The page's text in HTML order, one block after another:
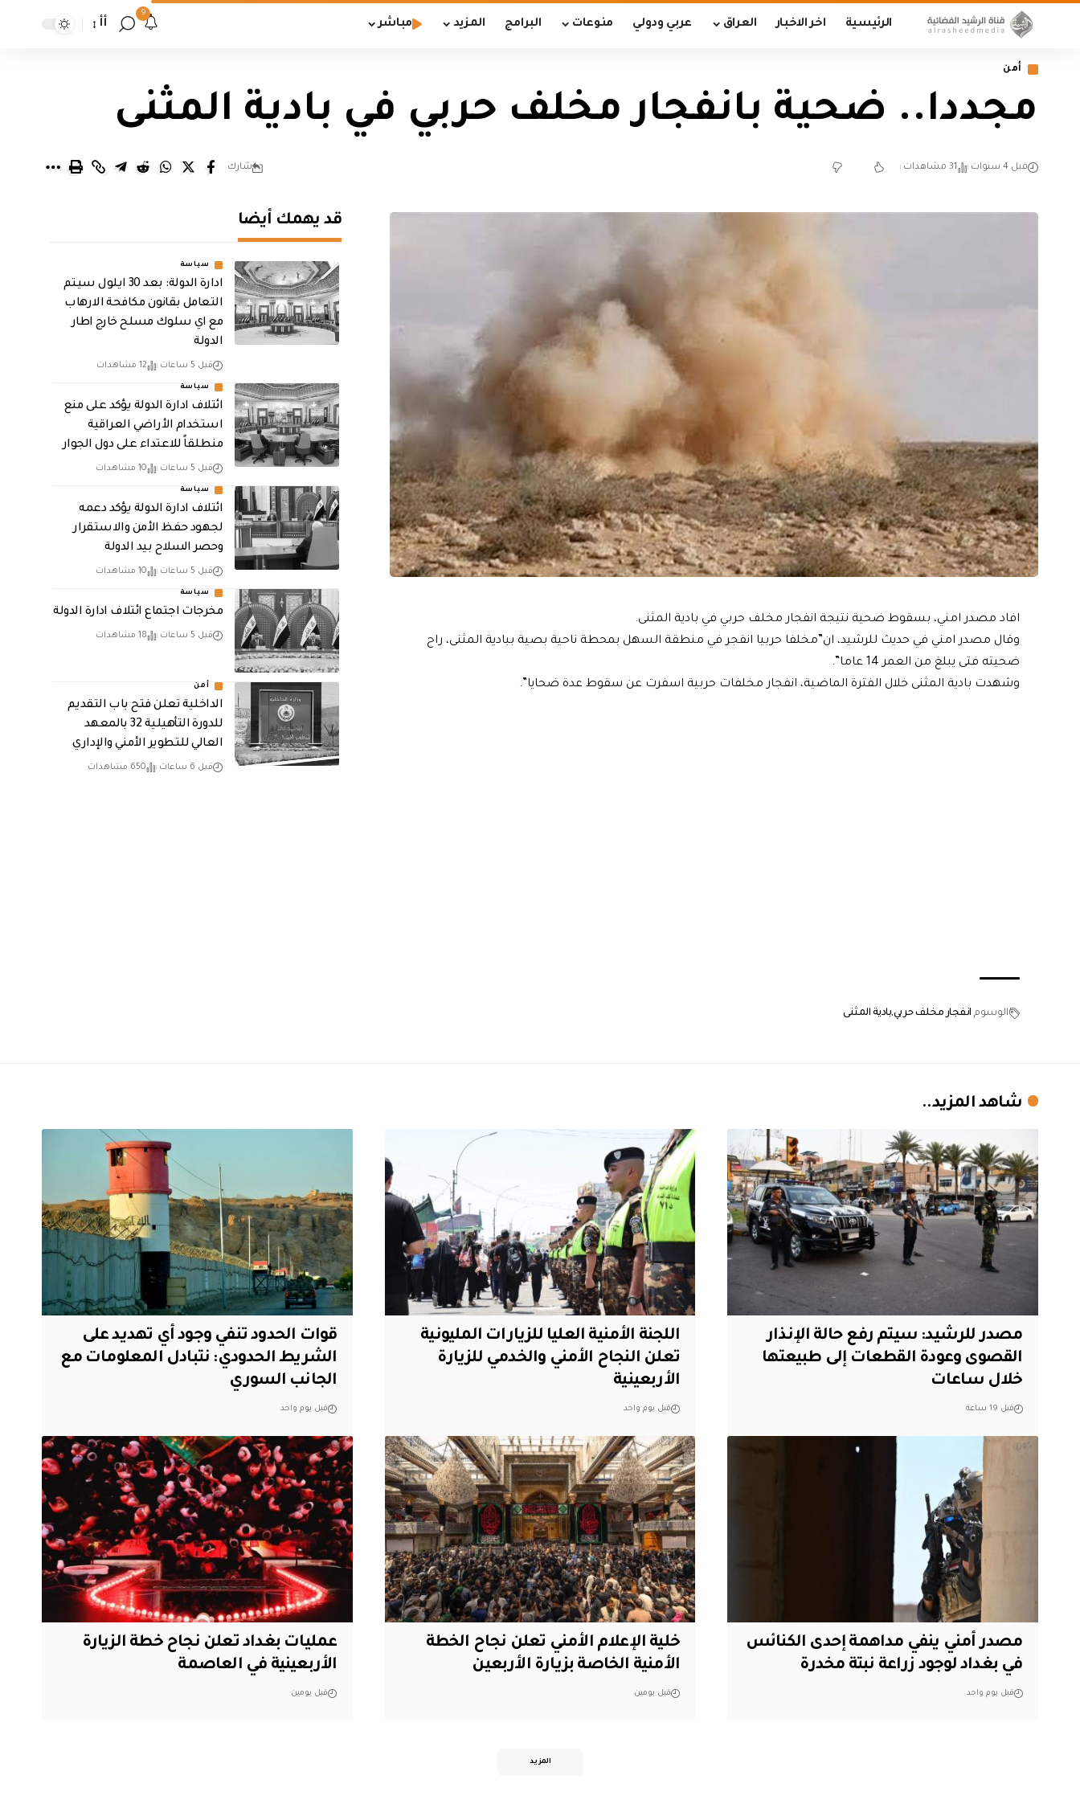
الرئيسية اخر الاخبار العراق عربي ودولي منوعات البرامج المزيد مباشر
9
أأ
أمن
مجددا.. ضحية بانفجار مخلف حربي في بادية المثنى
قبل 4 سنوات 31 مشاهدات شارك
افاد مصدر امني، بسقوط ضحية نتيجة انفجار مخلف حربي في بادية المثنى.
وقال مصدر امني في حديث للرشيد، ان”مخلفا حربيا انفجر في منطقة السهل بمحطة ناحية بصية ببادية المثنى، راح
ضحيته فتى يبلغ من العمر 14 عاما”.
وشهدت بادية المثنى خلال الفترة الماضية، انفجار مخلفات حربية اسفرت عن سقوط عدة ضحايا”.
الوسوم انفجار مخلف حربي بادية المثنى
قد يهمك أيضا
سياسة
ادارة الدولة: بعد 30 ايلول سيتم
التعامل بقانون مكافحة الارهاب
مع اي سلوك مسلح خارج اطار
الدولة
قبل 5 ساعات 12 مشاهدات
سياسة
ائتلاف ادارة الدولة يؤكد على منع
استخدام الأراضي العراقية
منطلقاً للاعتداء على دول الجوار
قبل 5 ساعات 10 مشاهدات
سياسة
ائتلاف ادارة الدولة يؤكد دعمه
لجهود حفظ الأمن والاستقرار
وحصر السلاح بيد الدولة
قبل 5 ساعات 10 مشاهدات
سياسة
مخرجات اجتماع ائتلاف ادارة الدولة
قبل 5 ساعات 18 مشاهدات
أمن
الداخلية تعلن فتح باب التقديم
للدورة التأهيلية 32 بالمعهد
العالي للتطوير الأمني والإداري
قبل 6 ساعات 650 مشاهدات
شاهد المزيد..
مصدر للرشيد: سيتم رفع حالة الإنذار
القصوى وعودة القطعات إلى طبيعتها
خلال ساعات
قبل 19 ساعة
اللجنة الأمنية العليا للزيارات المليونية
تعلن النجاح الأمني والخدمي للزيارة
الأربعينية
قبل يوم واحد
قوات الحدود تنفي وجود أي تهديد على
الشريط الحدودي: نتبادل المعلومات مع
الجانب السوري
قبل يوم واحد
مصدر أمني ينفي مداهمة إحدى الكنائس
في بغداد لوجود زراعة نبتة مخدرة
قبل يوم واحد
خلية الإعلام الأمني تعلن نجاح الخطة
الأمنية الخاصة بزيارة الأربعين
قبل يومين
عمليات بغداد تعلن نجاح خطة الزيارة
الأربعينية في العاصمة
قبل يومين
المزيد